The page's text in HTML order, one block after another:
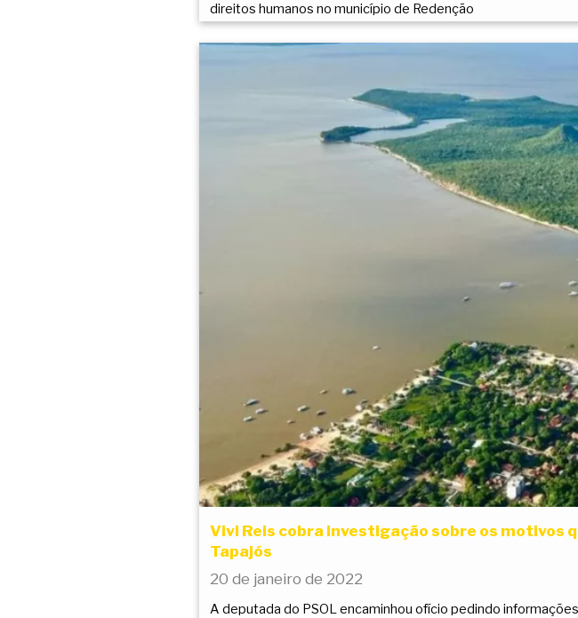
direitos humanos no município de Redenção
Vivi Reis cobra investigação sobre os motivos
Tapajós
20 de janeiro de 2022
A deputada do PSOL encaminhou ofício pedindo